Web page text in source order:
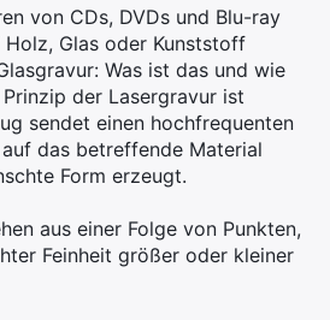
von CDs, DVDs und Blu-ray
Glas oder Kunststoff
Was ist das und wie
der Lasergravur ist
sendet einen hochfrequenten
das betreffende Material
Form erzeugt.
aus einer Folge von Punkten,
Feinheit größer oder kleiner